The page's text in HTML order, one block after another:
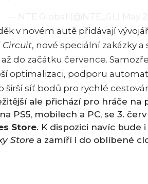
v novém autě přidávají
Circuit, nové speciální zakázky
do začátku července.
optimalizaci, podporu
širší síť bodů pro rychlé
ale přichází pro hráče na
PS5, mobilech a PC, se 3.
Store. K dispozici navíc bude
Storea zamíří i do oblíbené